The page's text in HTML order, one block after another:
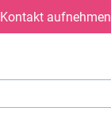
Kontakt aufnehmen